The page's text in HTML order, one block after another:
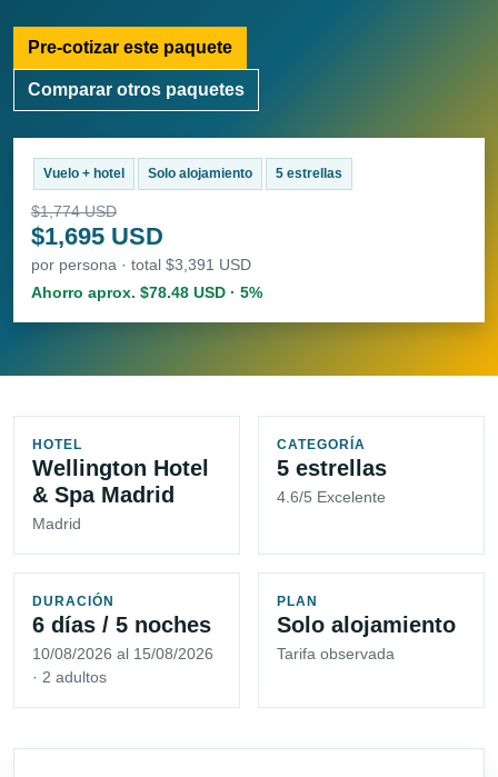
Pre-cotizar este paquete
Comparar otros paquetes
Vuelo + hotel Solo alojamiento 5 estrellas
$1,774 USD
$1,695 USD
por persona · total $3,391 USD
Ahorro aprox. $78.48 USD · 5%
HOTEL
Wellington Hotel
& Spa Madrid
Madrid
CATEGORÍA
5 estrellas
4.6/5 Excelente
DURACIÓN
6 días / 5 noches
10/08/2026 al 15/08/2026
· 2 adultos
PLAN
Solo alojamiento
Tarifa observada